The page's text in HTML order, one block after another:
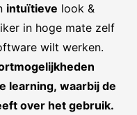
intuïtieve look &
in hoge mate zelf
wilt werken.
learning, waarbij de
over het gebruik.